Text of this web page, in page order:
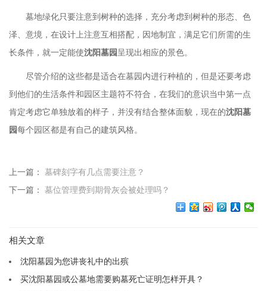
墓地绿化只要注意到树种的选择，充分考虑到树种的形态、色
泽、意境，在设计上注意互相搭配，因地制宜，满足它们所需的生
长条件，就一定能使沈阳墓园 呈现出相应的景色。
尽管介绍的这些都是适合在墓园内进行种植的，但是还要考虑
到他们的生活条件和园区主题符不符合，在我们的意识当中第一点
肯定考虑它单独放着的样子，并没有结合整体面貌，现在的沈阳墓
园每个园区都是有自己的建筑风格。
上一篇： 墓碑刻字有几点需要注意？
下一篇： 墓位管理费到期骨灰会被处理吗？
相关文章
沈阳墓园为您讲丧礼中的出殡
买沈阳墓园或公墓地需要购墓死亡证明怎样开具？